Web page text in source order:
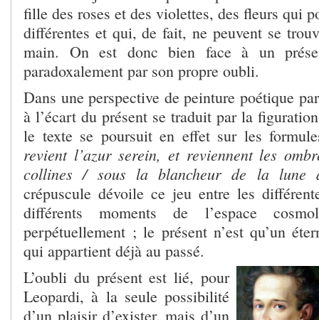
fille des roses et des violettes, des fleurs qui
différentes et qui, de fait, ne peuvent se
main. On est donc bien face à un
paradoxalement par son propre oubli.
Dans une perspective de peinture poétique
à l’écart du présent se traduit par la
le texte se poursuit en effet sur les
revient l’azur serein, et reviennent les
collines / sous la blancheur de la lune
crépuscule dévoile ce jeu entre les
différents moments de l’espace
perpétuellement ; le présent n’est qu’un
qui appartient déjà au passé.
L’oubli du présent est lié, pour
Leopardi, à la seule possibilité
d’un plaisir d’exister, mais d’un